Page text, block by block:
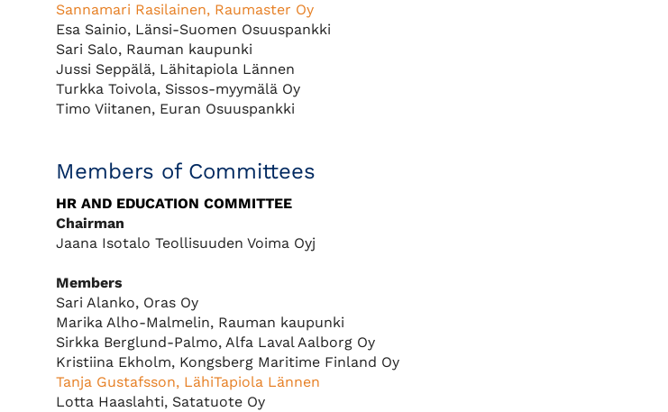
Sannamari Rasilainen, Raumaster Oy
Esa Sainio, Länsi-Suomen Osuuspankki
Sari Salo, Rauman kaupunki
Jussi Seppälä, Lähitapiola Lännen
Turkka Toivola, Sissos-myymälä Oy
Timo Viitanen, Euran Osuuspankki
Members of Committees
HR AND EDUCATION COMMITTEE
Chairman
Jaana Isotalo Teollisuuden Voima Oyj
Members
Sari Alanko, Oras Oy
Marika Alho-Malmelin, Rauman kaupunki
Sirkka Berglund-Palmo, Alfa Laval Aalborg Oy
Kristiina Ekholm, Kongsberg Maritime Finland Oy
Tanja Gustafsson, LähiTapiola Lännen
Lotta Haaslahti, Satatuote Oy